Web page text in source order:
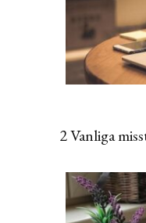
2 Vanliga